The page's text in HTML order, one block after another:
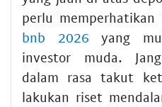
perlu
bnb 2026 yang
investor muda.
dalam rasa takut
lakukan riset